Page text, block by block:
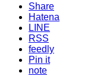
Share
Hatena
LINE
RSS
feedly
Pin it
note